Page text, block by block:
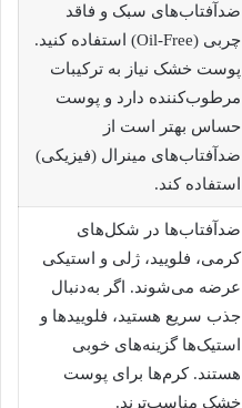
ضدآفتاب‌های سبک و فاقد
چربی (Oil-Free) استفاده کنید.
پوست خشک نیاز به ترکیبات
مرطوب‌کننده دارد و پوست
حساس بهتر است از
ضدآفتاب‌های مینرال (فیزیکی)
استفاده کند.
ضدآفتاب‌ها در شکل‌های
کرمی، فلویید، ژلی و استیکی
عرضه می‌شوند. اگر به‌دنبال
جذب سریع هستید، فلوییدها و
استیک‌ها گزینه‌های خوبی
هستند. کرم‌ها برای پوست
خشک مناسب‌ترند.